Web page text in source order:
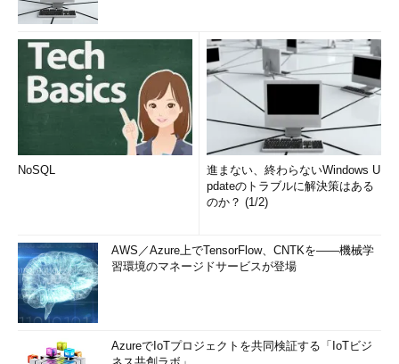
NoSQL
進まない、終わらないWindows U
pdateのトラブルに解決策はある
のか？ (1/2)
AWS／Azure上でTensorFlow、CNTKを――機械学
習環境のマネージドサービスが登場
AzureでIoTプロジェクトを共同検証する「IoTビジ